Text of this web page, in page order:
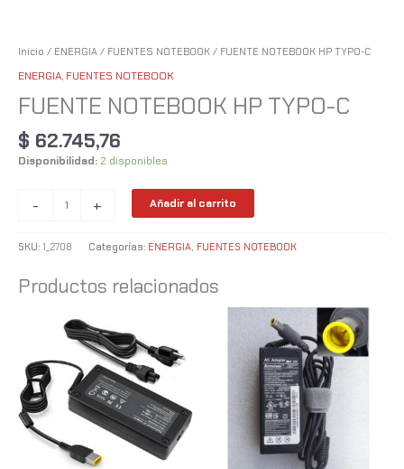
Inicio / ENERGIA / FUENTES NOTEBOOK / FUENTE NOTEBOOK HP TYPO-C
ENERGIA, FUENTES NOTEBOOK
FUENTE NOTEBOOK HP TYPO-C
$ 62.745,76
Disponibilidad: 2 disponibles
- + Añadir al carrito
SKU: 1_2708 Categorías: ENERGIA FUENTES NOTEBOOK
Productos relacionados